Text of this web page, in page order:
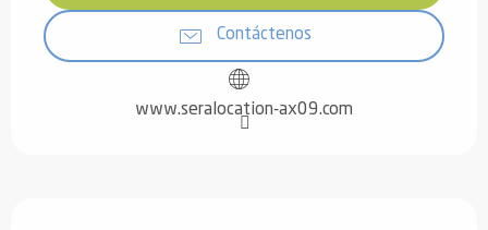
Contáctenos
www.seralocation-ax09.com